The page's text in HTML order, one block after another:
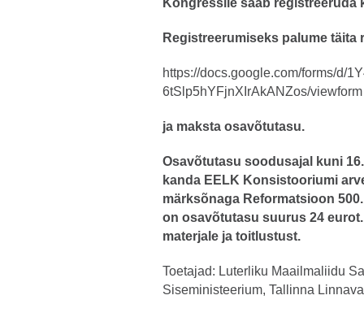
Kongressile saab registreeruda
Registreerumiseks palume
https://docs.google.com/forms/d/
6tSlp5hYFjnXIrAkANZos/viewform
ja maksta osavõtutasu.
Osavõtutasu soodusajal kuni
kanda EELK Konsistooriumi
märksõnaga Reformatsioon
on osavõtutasu suurus 24
materjale ja toitlustust.
Toetajad: Luterliku Maailmaliidu
Siseministeerium, Tallinna